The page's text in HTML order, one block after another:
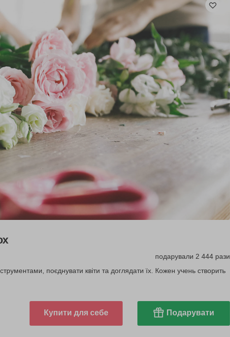
подарували 2 444 рази
поєднувати квіти та доглядати їх. Кожен учень створить
Купити для себе Подарувати